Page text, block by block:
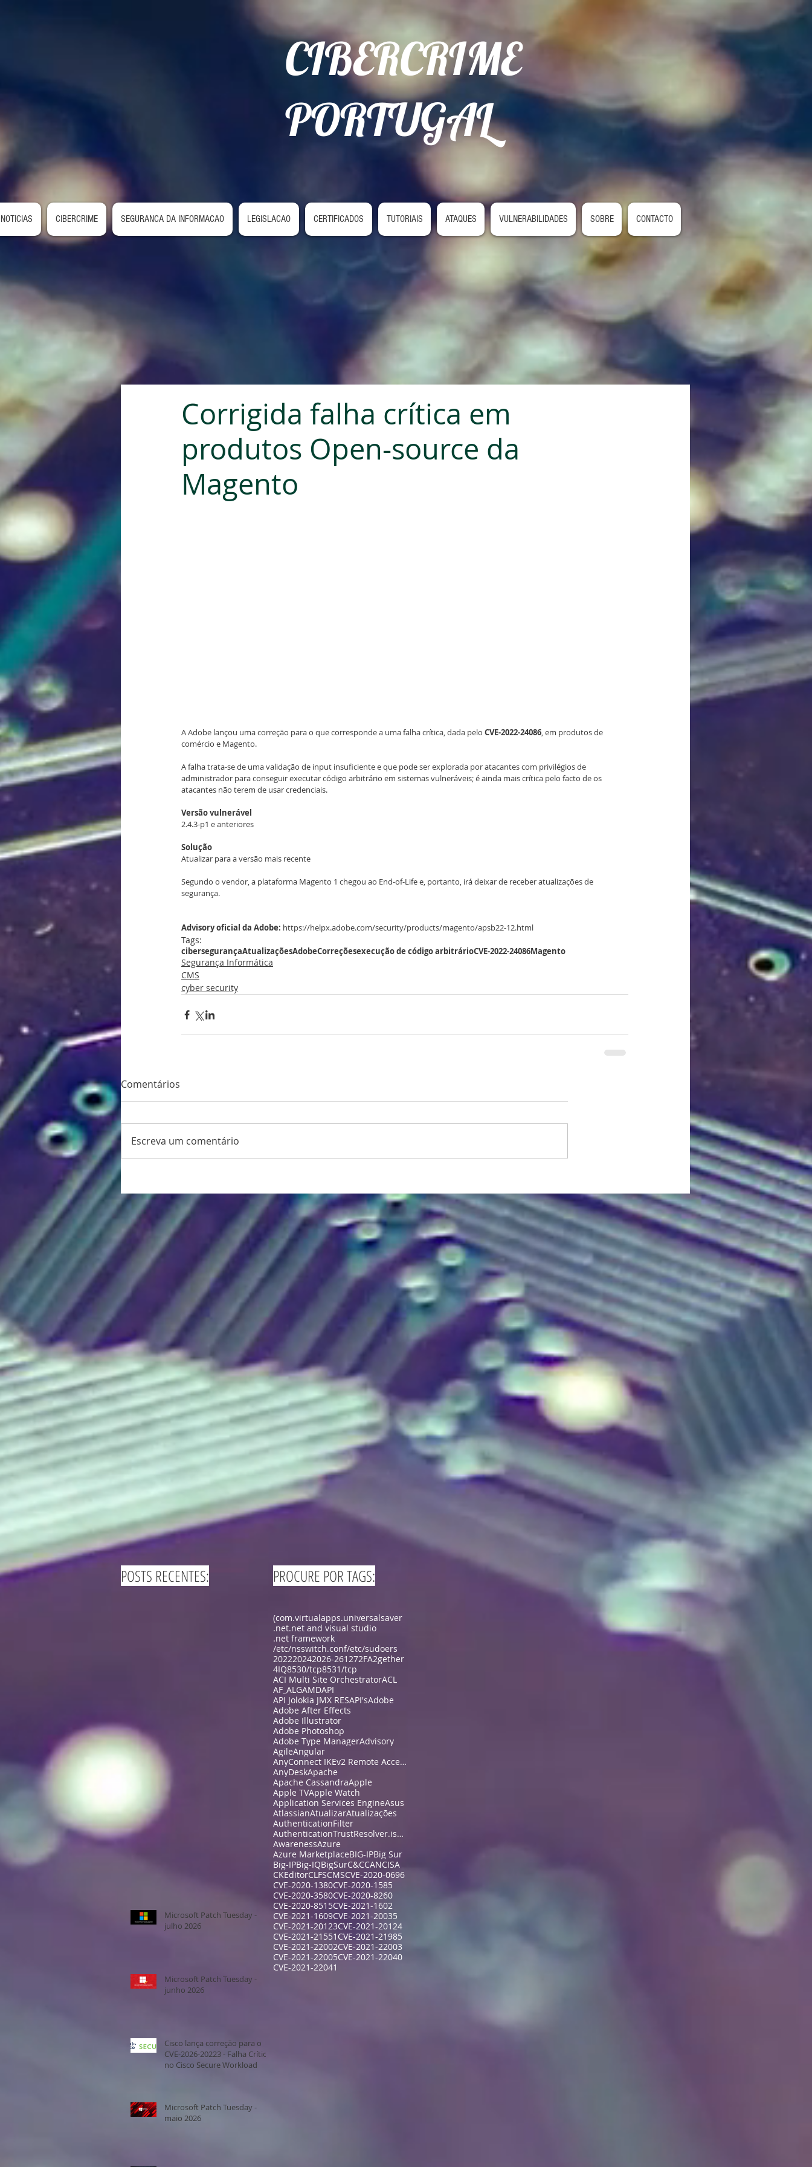
CIBERCRIME
PORTUGAL
NOTICIAS CIBERCRIME SEGURANCA DA INFORMACAO LEGISLACAO CERTIFICADOS TUTORIAIS ATAQUES VULNERABILIDADES SOBRE CONTACTO
Corrigida falha crítica em
produtos Open-source da
Magento
A Adobe lançou uma correção para o que corresponde a uma falha crítica, dada pelo CVE-2022-24086, em produtos de
comércio e Magento.
A falha trata-se de uma validação de input insuficiente e que pode ser explorada por atacantes com privilégios de
administrador para conseguir executar código arbitrário em sistemas vulneráveis; é ainda mais crítica pelo facto de os
atacantes não terem de usar credenciais.
Versão vulnerável
2.4.3-p1 e anteriores
Solução
Atualizar para a versão mais recente
Segundo o vendor, a plataforma Magento 1 chegou ao End-of-Life e, portanto, irá deixar de receber atualizações de
segurança.
Advisory oficial da Adobe: https://helpx.adobe.com/security/products/magento/apsb22-12.html
Tags:
cibersegurançaAtualizaçõesAdobeCorreçõesexecução de código arbitrárioCVE-2022-24086Magento
Segurança Informática
CMS
cyber security
Comentários
Escreva um comentário
POSTS RECENTES:
Microsoft Patch Tuesday -
julho 2026
Microsoft Patch Tuesday -
junho 2026
Cisco lança correção para o
CVE-2026-20223 - Falha Crítica
no Cisco Secure Workload
Microsoft Patch Tuesday -
maio 2026
PROCURE POR TAGS:
(com.virtualapps.universalsaver
.net.net and visual studio
.net framework
/etc/nsswitch.conf/etc/sudoers
202220242026-261272FA2gether
4IQ8530/tcp8531/tcp
ACI Multi Site OrchestratorACL
AF_ALGAMDAPI
API Jolokia JMX RESAPI'sAdobe
Adobe After Effects
Adobe Illustrator
Adobe Photoshop
Adobe Type ManagerAdvisory
AgileAngular
AnyConnect IKEv2 Remote Access
AnyDeskApache
Apache CassandraApple
Apple TVApple Watch
Application Services EngineAsus
AtlassianAtualizarAtualizações
AuthenticationFilter
AuthenticationTrustResolver.isFullyAuthenticated
AwarenessAzure
Azure MarketplaceBIG-IPBig Sur
Big-IPBig-IQBigSurC&CCANCISA
CKEditorCLFSCMSCVE-2020-0696
CVE-2020-1380CVE-2020-1585
CVE-2020-3580CVE-2020-8260
CVE-2020-8515CVE-2021-1602
CVE-2021-1609CVE-2021-20035
CVE-2021-20123CVE-2021-20124
CVE-2021-21551CVE-2021-21985
CVE-2021-22002CVE-2021-22003
CVE-2021-22005CVE-2021-22040
CVE-2021-22041